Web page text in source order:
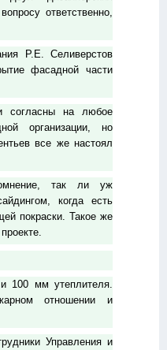
ответственно,
Р.Е. Селиверстов
фасадной части
на любое
организации, но
все же настоял
так ли уж
когда есть
покраски. Такое же
100 мм утеплителя.
отношении и
Управления и